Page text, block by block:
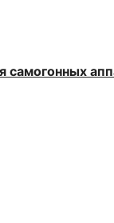
самогонных